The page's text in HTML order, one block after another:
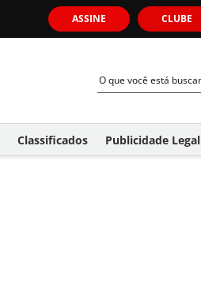
ASSINE CLUBE
Classificados Publicidade Legal